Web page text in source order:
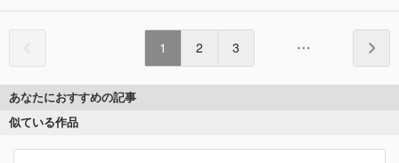
1 2 3
あなたにおすすめの記事
似ている作品